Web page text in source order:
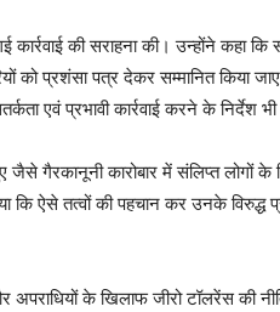
कार्रवाई की सराहना की। उन्होंने कहा कि
को प्रशंसा पत्र देकर सम्मानित किया
एवं प्रभावी कार्रवाई करने के निर्देश भी
गैरकानूनी कारोबार में संलिप्त लोगों के
कि ऐसे तत्वों की पहचान कर उनके विरुद्ध
अपराधियों के खिलाफ जीरो टॉलरेंस की